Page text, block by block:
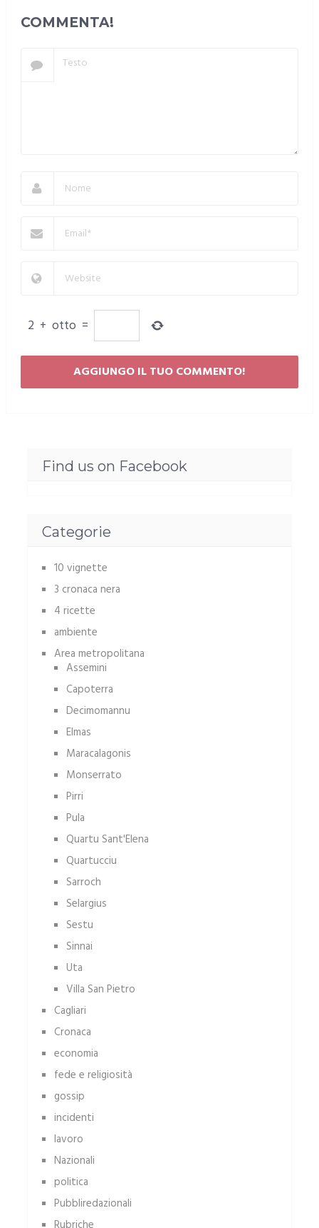
COMMENTA!
2 + otto =
Find us on Facebook
Categorie
10 vignette
3 cronaca nera
4 ricette
ambiente
Area metropolitana
Assemini
Capoterra
Decimomannu
Elmas
Maracalagonis
Monserrato
Pirri
Pula
Quartu Sant'Elena
Quartucciu
Sarroch
Selargius
Sestu
Sinnai
Uta
Villa San Pietro
Cagliari
Cronaca
economia
fede e religiosità
gossip
incidenti
lavoro
Nazionali
politica
Pubbliredazionali